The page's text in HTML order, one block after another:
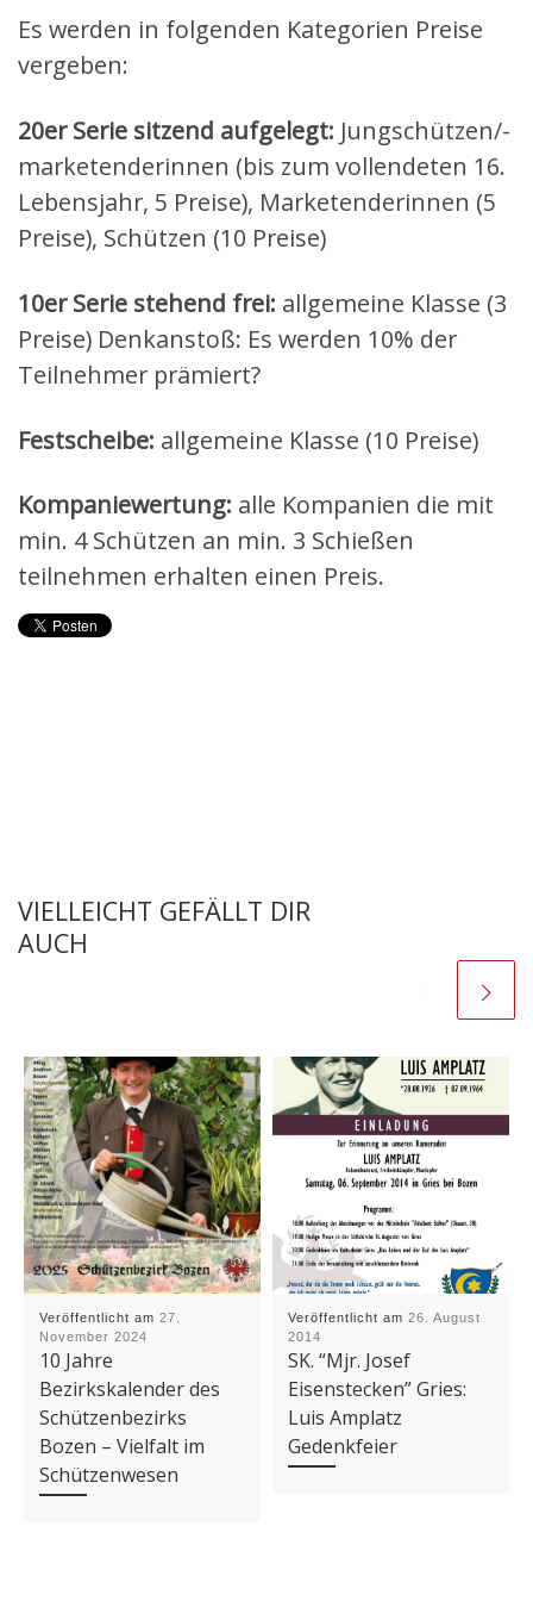
Es werden in folgenden Kategorien Preise
vergeben:
20er Serie sitzend aufgelegt: Jungschützen/-
marketenderinnen (bis zum vollendeten 16.
Lebensjahr, 5 Preise), Marketenderinnen (5
Preise), Schützen (10 Preise)
10er Serie stehend frei: allgemeine Klasse (3
Preise) Denkanstoß: Es werden 10% der
Teilnehmer prämiert?
Festscheibe: allgemeine Klasse (10 Preise)
Kompaniewertung: alle Kompanien die mit
min. 4 Schützen an min. 3 Schießen
teilnehmen erhalten einen Preis.
VIELLEICHT GEFÄLLT DIR
AUCH
Veröffentlicht am 27.
November 2024
10 Jahre
Bezirkskalender des
Schützenbezirks
Bozen – Vielfalt im
Schützenwesen
Veröffentlicht am 26. August
2014
SK. “Mjr. Josef
Eisenstecken” Gries:
Luis Amplatz
Gedenkfeier